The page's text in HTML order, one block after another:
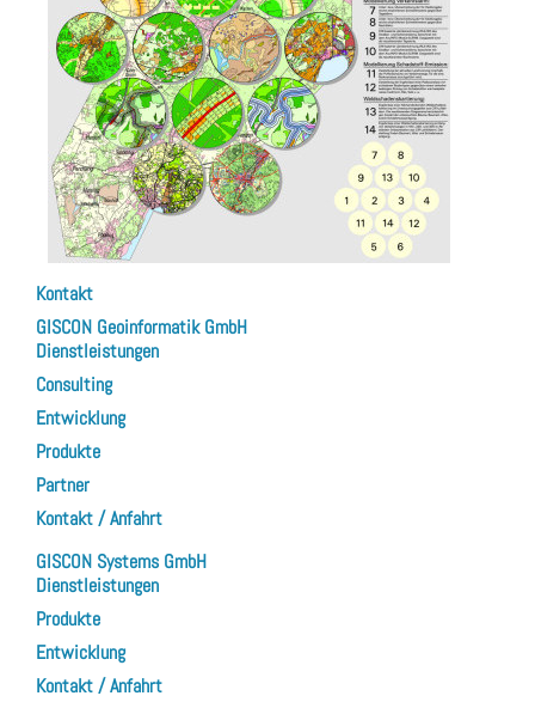
Kontakt
GISCON Geoinformatik GmbH
Dienstleistungen
Consulting
Entwicklung
Produkte
Partner
Kontakt / Anfahrt
GISCON Systems GmbH
Dienstleistungen
Produkte
Entwicklung
Kontakt / Anfahrt